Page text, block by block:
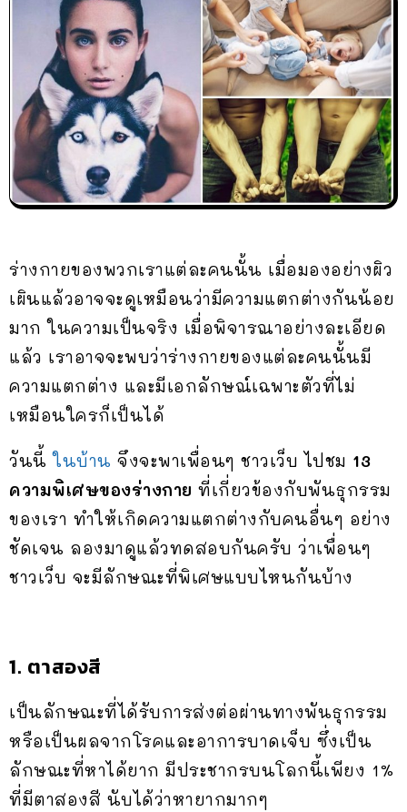
ร่างกายของพวกเราแต่ละคนนั้น เมื่อมองอย่างผิว
เผินแล้วอาจจะดูเหมือนว่ามีความแตกต่างกันน้อย
มาก ในความเป็นจริง เมื่อพิจารณาอย่างละเอียด
แล้ว เราอาจจะพบว่าร่างกายของแต่ละคนนั้นมี
ความแตกต่าง และมีเอกลักษณ์เฉพาะตัวที่ไม่
เหมือนใครก็เป็นได้
วันนี้ในบ้าน จึงจะพาเพื่อนๆ ชาวเว็บ ไปชม 13
ความพิเศษของร่างกาย ที่เกี่ยวข้องกับพันธุกรรม
ของเรา ทำให้เกิดความแตกต่างกับคนอื่นๆ อย่าง
ชัดเจน ลองมาดูแล้วทดสอบกันครับ ว่าเพื่อนๆ
ชาวเว็บ จะมีลักษณะที่พิเศษแบบไหนกันบ้าง
1. ตาสองสี
เป็นลักษณะที่ได้รับการส่งต่อผ่านทางพันธุกรรม
หรือเป็นผลจากโรคและอาการบาดเจ็บ ซึ่งเป็น
ลักษณะที่หาได้ยาก มีประชากรบนโลกนี้เพียง 1%
ที่มีตาสองสี นับได้ว่าหายากมากๆ